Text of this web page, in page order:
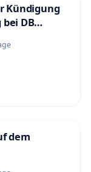
Kündigung
DB
dem